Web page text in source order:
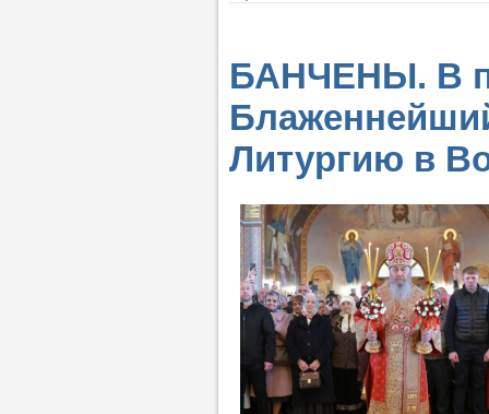
БАНЧЕНЫ. В
Литургию в